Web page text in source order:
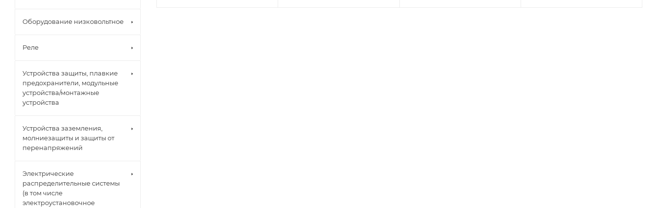
Оборудование низковольтное
Реле
Устройства защиты, плавкие
предохранители, модульные
устройства/монтажные
устройства
Устройства заземления,
молниезащиты и защиты от
перенапряжений
Электрические
распределительные системы
(в том числе
электроустановочное